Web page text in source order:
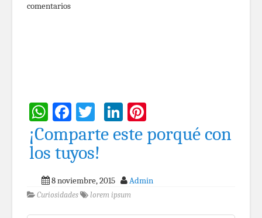
comentarios
WhatsApp
Facebook
TwitterLinkedIn
¡Comparte este porqué con
los tuyos!
8 noviembre, 2015 Admin
Curiosidades lorem ipsum